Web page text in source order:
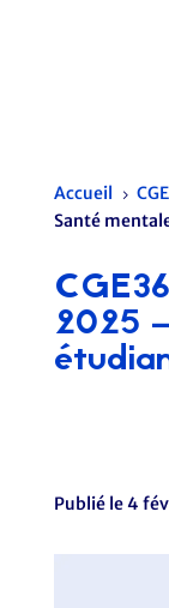
Accueil 5
Santé
2025
Publié le 4